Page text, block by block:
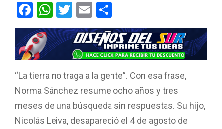
F
a
ce
b
o
o
k
W
h
at
s
A
p
p
T
wi
tt
er
E
m
ail
o
m
p
ar
tir
“La tierra no traga a la gente”. Con esa frase,
Norma Sánchez resume ocho años y tres
meses de una búsqueda sin respuestas. Su hijo,
Nicolás Leiva, desapareció el 4 de agosto de